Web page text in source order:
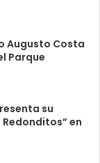
Augusto Costa
Parque
su
en